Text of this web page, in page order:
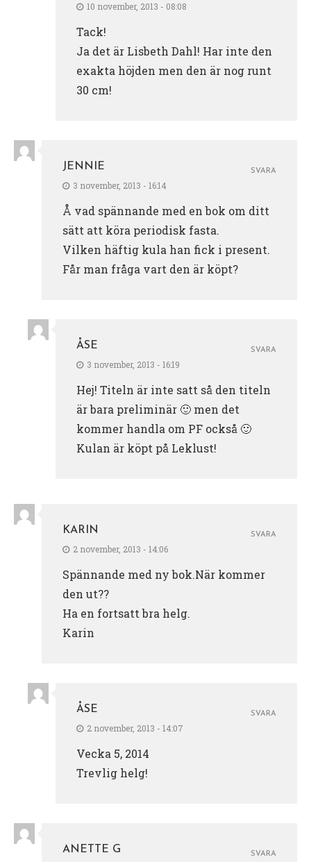
10 november, 2013 - 08:08
Tack!
Ja det är Lisbeth Dahl! Har inte den
exakta höjden men den är nog runt
30 cm!
JENNIE
3 november, 2013 - 16:14
Å vad spännande med en bok om ditt
sätt att köra periodisk fasta.
Vilken häftig kula han fick i present.
Får man fråga vart den är köpt?
SVARA
ÅSE
3 november, 2013 - 16:19
Hej! Titeln är inte satt så den titeln
är bara preliminär 🙂 men det
kommer handla om PF också 🙂
Kulan är köpt på Leklust!
SVARA
KARIN
2 november, 2013 - 14:06
Spännande med ny bok.När kommer
den ut??
Ha en fortsatt bra helg.
Karin
SVARA
ÅSE
2 november, 2013 - 14:07
Vecka 5, 2014
Trevlig helg!
SVARA
ANETTE G SVARA